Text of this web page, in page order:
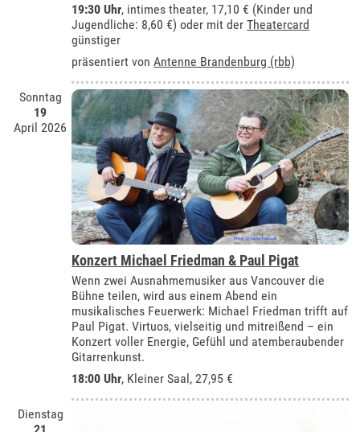
19:30 Uhr, intimes theater, 17,10 € (Kinder und
Jugendliche: 8,60 €) oder mit derTheatercard
günstiger
präsentiert vonAntenne Brandenburg (rbb)
Sonntag
19
April 2026
Konzert Michael Friedman & Paul Pigat
Wenn zwei Ausnahmemusiker aus Vancouver die
Bühne teilen, wird aus einem Abend ein
musikalisches Feuerwerk: Michael Friedman trifft auf
Paul Pigat. Virtuos, vielseitig und mitreißend – ein
Konzert voller Energie, Gefühl und atemberaubender
Gitarrenkunst.
18:00 Uhr, Kleiner Saal , 27,95 €
Dienstag